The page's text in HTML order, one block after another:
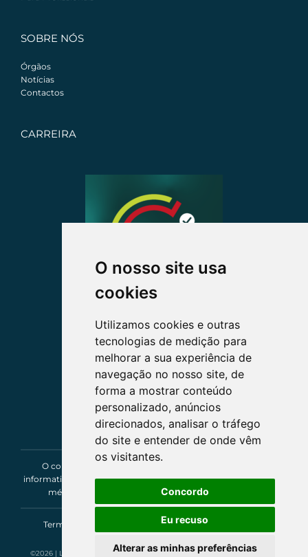
O nosso site usa
cookies
Utilizamos cookies e outras
tecnologias de medição para
melhorar a sua experiência de
navegação no nosso site, de
forma a mostrar conteúdo
personalizado, anúncios
direcionados, analisar o tráfego
do site e entender de onde vêm
os visitantes.
Concordo
Eu recuso
Alterar as minhas preferências
SOBRE NÓS
Órgãos
Notícias
Contactos
CARREIRA
O conteúdo deste site tem um caráter exclusivamente
informativo e de entretenimento, não constituindo um parecer
médico, de saúde, segurança ou assessoria jurídica.
Termos e Condições Privacidade e Cookies
©2026 | Longevidade® | Todos os direitos reservados | Made With